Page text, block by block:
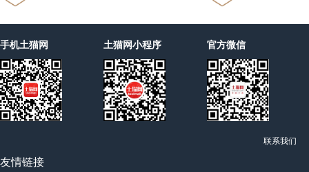
手机土猫网 土猫网小程序 官方微信
联系我们
友情链接